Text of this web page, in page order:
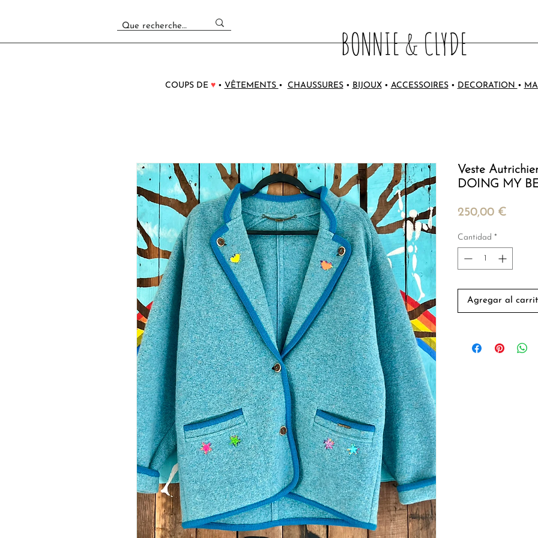
BONNIE & CLYDE
COUPS DE ♥ • VÊTEMENTS • CHAUSSURES • BIJOUX• ACCESSOIRES• DECORATION •
Veste
DOING MY
250,00 €
Cantidad *
Agregar al